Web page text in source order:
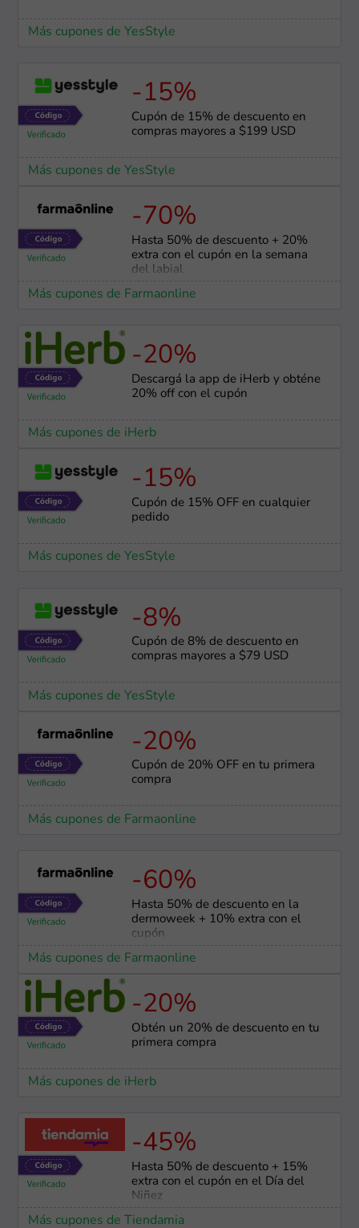
Más cupones de YesStyle
-15%
Cupón de 15% de descuento en
compras mayores a $199 USD
Más cupones de YesStyle
-70%
Hasta 50% de descuento + 20%
extra con el cupón en la semana
del labial
Más cupones de Farmaonline
-20%
Descargá la app de iHerb y obténe
20% off con el cupón
Más cupones de iHerb
-15%
Cupón de 15% OFF en cualquier
pedido
Más cupones de YesStyle
-8%
Cupón de 8% de descuento en
compras mayores a $79 USD
Más cupones de YesStyle
-20%
Cupón de 20% OFF en tu primera
compra
Más cupones de Farmaonline
-60%
Hasta 50% de descuento en la
dermoweek + 10% extra con el
cupón
Más cupones de Farmaonline
-20%
Obtén un 20% de descuento en tu
primera compra
Más cupones de iHerb
-45%
Hasta 50% de descuento + 15%
extra con el cupón en el Día del
Niñez
Más cupones de Tiendamia